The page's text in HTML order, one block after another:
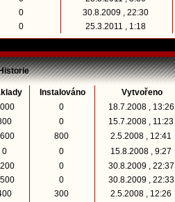
0 30.8.2009 , 22:30
0 25.3.2011 , 1:18
Instalováno Vytvořeno
0 18.7.2008 , 13:26
0 15.7.2008 , 11:23
800 2.5.2008 , 12:41
0 0 15.8.2008 , 9:27
0 30.8.2009 , 22:37
0 30.8.2009 , 22:33
300 2.5.2008 , 12:26